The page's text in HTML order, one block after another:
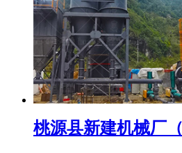
桃源县新建机械厂